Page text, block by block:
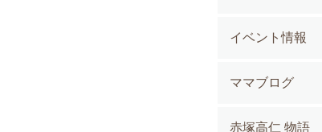
イベント情報
ママブログ
赤塚高仁 物語